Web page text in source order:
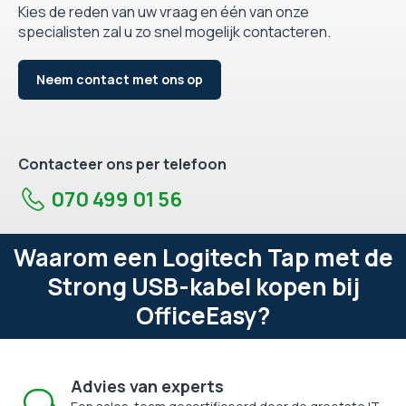
Kies de reden van uw vraag en één van onze
specialisten zal u zo snel mogelijk contacteren.
Neem contact met ons op
Contacteer ons per telefoon
070 499 01 56
Waarom een Logitech Tap met de
Strong USB-kabel kopen bij
OfficeEasy?
Advies van experts